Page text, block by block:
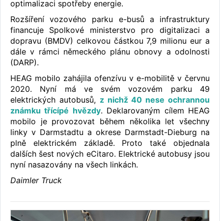
optimalizaci spotřeby energie.
Rozšíření vozového parku e-busů a infrastruktury
financuje Spolkové ministerstvo pro digitalizaci a
dopravu (BMDV) celkovou částkou 7,9 milionu eur a
dále v rámci německého plánu obnovy a odolnosti
(DARP).
HEAG mobilo zahájila ofenzívu v e-mobilitě v červnu
2020. Nyní má ve svém vozovém parku 49
elektrických autobusů, z nichž 40 nese ochrannou
známku třícípé hvězdy. Deklarovaným cílem HEAG
mobilo je provozovat během několika let všechny
linky v Darmstadtu a okrese Darmstadt-Dieburg na
plně elektrickém základě. Proto také objednala
dalších šest nových eCitaro. Elektrické autobusy jsou
nyní nasazovány na všech linkách.
Daimler Truck